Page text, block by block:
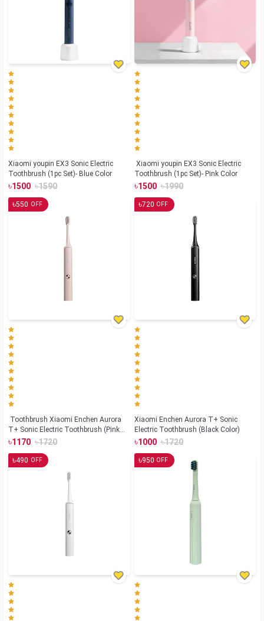
Xiaomi youpin EX3 Sonic Electric
Toothbrush (1pc Set)- Blue Color
৳1500 ৳1590
Toothbrush (1pc Set)- Pink Color
৳1500 ৳1990
৳550 OFF
Toothbrush Xiaomi Enchen Aurora
T+ Sonic Electric Toothbrush (Pink
Color)
৳1170 ৳1720
৳720 OFF
Xiaomi Enchen Aurora T+ Sonic
Electric Toothbrush (Black Color)
৳1000 ৳1720
৳490 OFF ৳950 OFF